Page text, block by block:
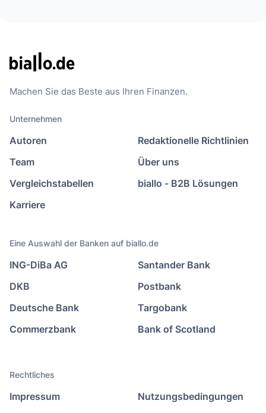
Machen Sie das Beste aus Ihren Finanzen.
Unternehmen
Autoren
Team
Vergleichstabellen
Karriere
Redaktionelle Richtlinien
Über uns
biallo - B2B Lösungen
Eine Auswahl der Banken auf biallo.de
ING-DiBa AG
DKB
Deutsche Bank
Commerzbank
Santander Bank
Postbank
Targobank
Bank of Scotland
Rechtliches
Impressum
Nutzungsbedingungen